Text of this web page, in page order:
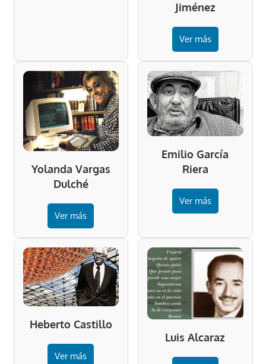
Jiménez
Ver más
Yolanda Vargas
Dulché
Ver más
Emilio García
Riera
Ver más
Heberto Castillo
Ver más
Luis Alcaraz